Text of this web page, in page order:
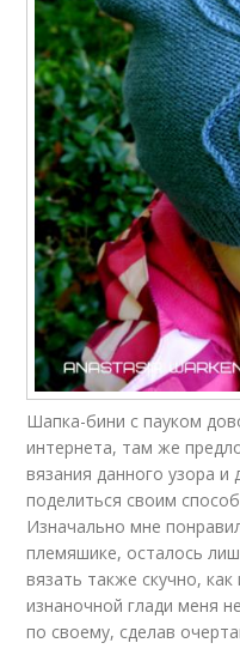
Шапка-бини с пауком
интернета, там же
вязания данного узора
поделиться своим
Изначально мне
племяшике, осталось
вязать также скучно,
изнаночной глади меня
по своему, сделав